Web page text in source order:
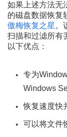
如果上述方法无
的磁盘数据恢复
傲梅恢复之星 。
扫描和过滤所有
以下优点：
专为
Windows
恢复速度快
可以将文件